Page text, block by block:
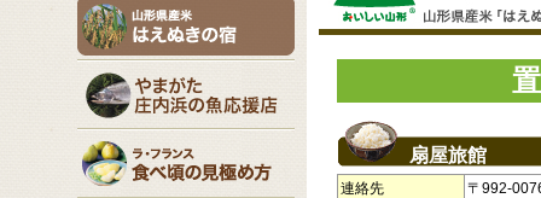
扇屋旅館
連絡先
〒992-